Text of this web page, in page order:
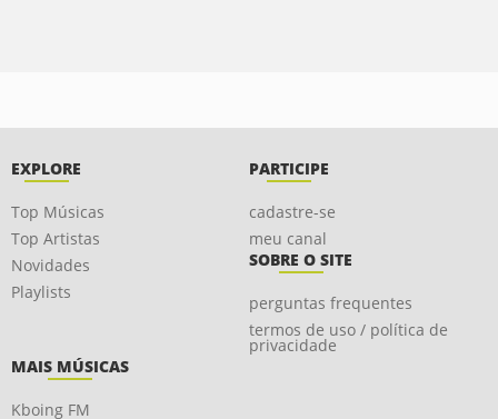
EXPLORE
Top Músicas
Top Artistas
Novidades
Playlists
PARTICIPE
cadastre-se
meu canal
SOBRE O SITE
perguntas frequentes
termos de uso / política de
privacidade
MAIS MÚSICAS
Kboing FM